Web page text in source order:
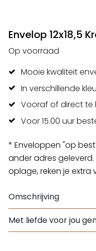
Envelop 12x18,5
Op voorraad
Mooie kwaliteit
In verschillende
Vooraf of direct te
Voor 15.00 uur
* Enveloppen "op
ander adres
oplage, reken je extra
Omschrijving
Met liefde voor jou